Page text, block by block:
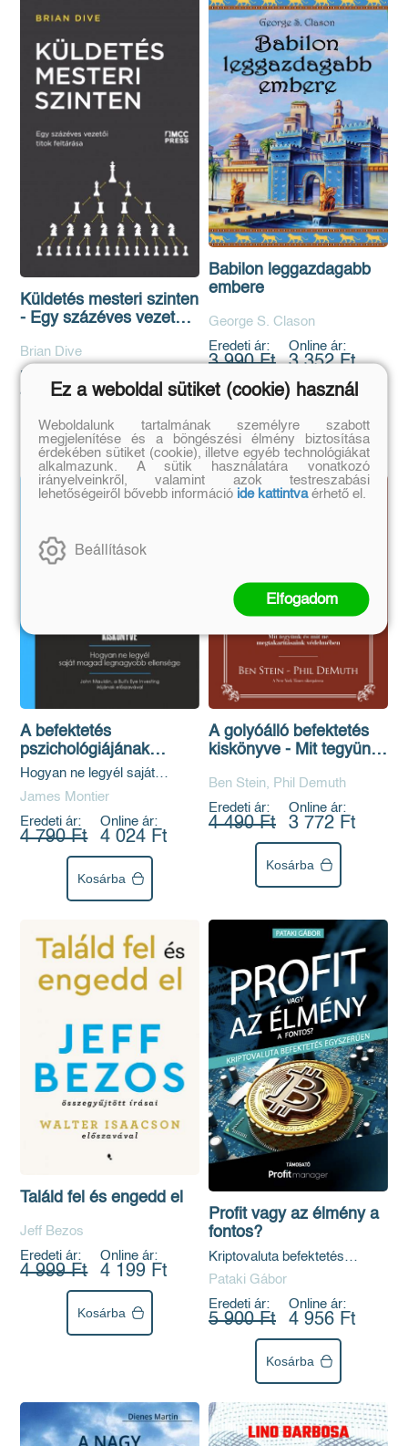
Küldetés mesteri szinten
- Egy százéves vezetői
Brian Dive
Eredeti ár:
8 950 Ft 7 518 Ft
Kosárba
Babilon leggazdagabb
embere
George S. Clason
Eredeti ár:
3 990 Ft
Online ár:
3 352 Ft
Kosárba
A befektetés
pszichológiájának
kiskönyve
Hogyan ne legyél saját
magad legnagyobb ellensége
James Montier
Eredeti ár:
4 790 Ft
Online ár:
4 024 Ft
Kosárba
A golyóálló befektetés
kiskönyve - Mit tegyünk
megtakarításaink
védelmében
Ben Stein, Phil Demuth
Eredeti ár:
4 490 Ft
Online ár:
3 772 Ft
Kosárba
Találd fel és engedd el
Jeff Bezos
Eredeti ár:
4 999 Ft
Online ár:
4 199 Ft
Kosárba
Profit vagy az élmény a
fontos?
Kriptovaluta befektetés
egyszerűen
Pataki Gábor
Eredeti ár:
5 900 Ft
Online ár:
4 956 Ft
Kosárba
Ez a weboldal sütiket (cookie) használ
Weboldalunk tartalmának személyre szabott
megjelenítése és a böngészési élmény biztosítása
érdekében sütiket (cookie), illetve egyéb technológiákat
alkalmazunk. A sütik használatára vonatkozó
irányelveinkről, valamint azok testreszabási
lehetőségeiről bővebb információ ide kattintvaérhető el.
Beállítások
Elfogadom